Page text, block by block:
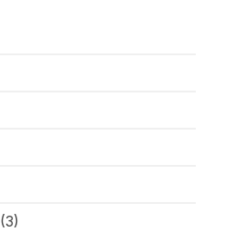
(3)